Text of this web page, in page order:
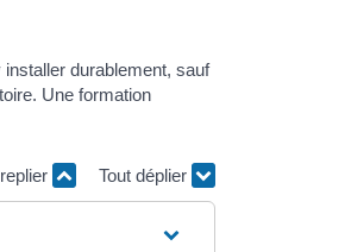
durablement, sauf
Une formation
Tout déplier